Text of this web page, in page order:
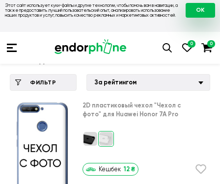
Этот сайт использует куки-файлы и другие технологии, чтобы помочь вам в навигации, а
также предоставить лучший пользовательский опыт, анализировать использование
наших продуктов и услуг, повысить качество рекламных и маркетинговых активностей.
OK
💙 Чехлы на Huawei 💛 Чехол для
ФИЛЬТР За рейтингом
2D пластиковый чехол "Чехол с
фото" для Huawei Honor 7A Pro
Кешбек 12 ₴